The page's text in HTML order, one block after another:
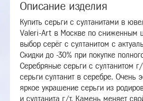
Описание изделия
Купить серьги с султанитами в
Valeri-Art в Москве по сниженным
выбор серёг с султанитом с
Скидки до -30% при покупке
Серебряные серьги с султанитом
серьги султанит в серебре. Очень
яркое украшение серьги из
и султанита г/т. Камень меняет